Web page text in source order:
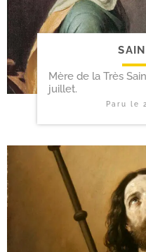
Mère de la Très
juillet.
Paru le